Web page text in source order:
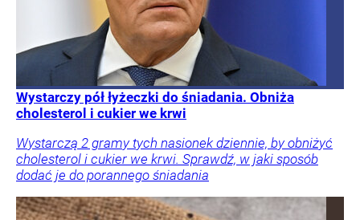
Wystarczy pół łyżeczki do śniadania. Obniża
cholesterol i cukier we krwi
Wystarczą 2 gramy tych nasionek dziennie, by obniżyć
cholesterol i cukier we krwi. Sprawdź, w jaki sposób
dodać je do porannego śniadania